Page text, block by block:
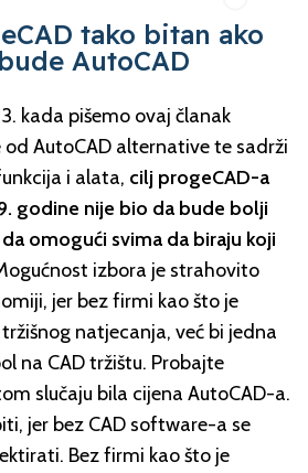
tako bitan ako
AutoCAD
kada pišemo ovaj članak
od AutoCAD alternative te sadrži
i alata, cilj progeCAD-a
godine nije bio da bude bolji
omogući svima da biraju koji
izbora je strahovito
jer bez firmi kao što je
natjecanja, već bi jedna
na CAD tržištu. Probajte
slučaju bila cijena AutoCAD-a.
jer bez CAD software-a se
Bez firmi kao što je